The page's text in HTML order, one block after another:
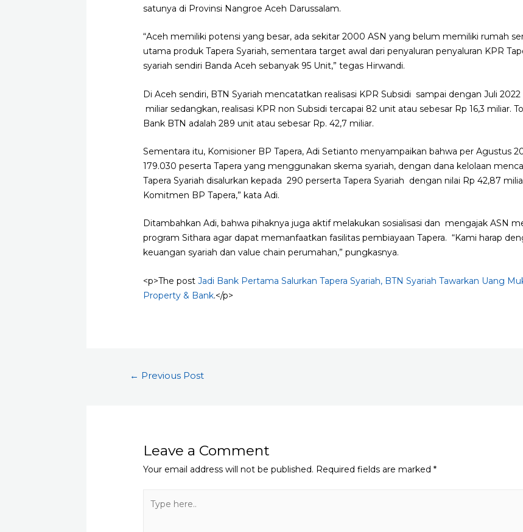
satunya di Provinsi Nangroe Aceh Darussalam.
“Aceh memiliki potensi yang besar, ada sekitar 2000 ASN yang belum memiliki rumah
utama produk Tapera Syariah, sementara target awal dari penyaluran penyaluran KPR
syariah sendiri Banda Aceh sebanyak 95 Unit,” tegas Hirwandi.
Di Aceh sendiri, BTN Syariah mencatatkan realisasi KPR Subsidi sampai dengan Juli
miliar sedangkan, realisasi KPR non Subsidi tercapai 82 unit atau sebesar Rp 16,3 miliar.
Bank BTN adalah 289 unit atau sebesar Rp. 42,7 miliar.
Sementara itu, Komisioner BP Tapera, Adi Setianto menyampaikan bahwa per Agustus
179.030 peserta Tapera yang menggunakan skema syariah, dengan dana kelolaan
Tapera Syariah disalurkan kepada 290 perserta Tapera Syariah dengan nilai Rp 42,87
Komitmen BP Tapera,” kata Adi.
Ditambahkan Adi, bahwa pihaknya juga aktif melakukan sosialisasi dan mengajak ASN
program Sithara agar dapat memanfaatkan fasilitas pembiayaan Tapera. “Kami harap
keuangan syariah dan value chain perumahan,” pungkasnya.
<p>The postJadi Bank Pertama Salurkan Tapera Syariah, BTN Syariah Tawarkan Uang
Property & Bank.</p>
← Previous Post
Leave a Comment
Your email address will not be published. Required fields are marked*
here..